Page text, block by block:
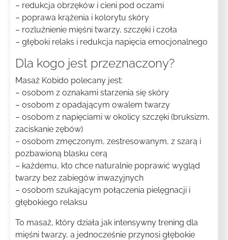
– redukcja obrzęków i cieni pod oczami
– poprawa krążenia i kolorytu skóry
– rozluźnienie mięśni twarzy, szczęki i czoła
– głęboki relaks i redukcja napięcia emocjonalnego
Dla kogo jest przeznaczony?
Masaż Kobido polecany jest:
– osobom z oznakami starzenia się skóry
– osobom z opadającym owalem twarzy
– osobom z napięciami w okolicy szczęki (bruksizm,
zaciskanie zębów)
– osobom zmęczonym, zestresowanym, z szarą i
pozbawioną blasku cerą
– każdemu, kto chce naturalnie poprawić wygląd
twarzy bez zabiegów inwazyjnych
– osobom szukającym połączenia pielęgnacji i
głębokiego relaksu
To masaż, który działa jak intensywny trening dla
mięśni twarzy, a jednocześnie przynosi głębokie